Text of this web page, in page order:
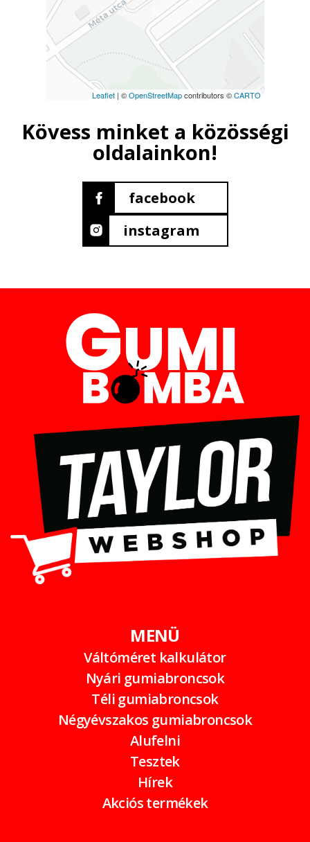
Leaflet| ©OpenStreetMapcontributors ©CARTO
Kövess minket a közösségi
oldalainkon!
facebook
instagram
MENÜ
Váltóméret kalkulátor
Nyári gumiabroncsok
Téli gumiabroncsok
Négyévszakos gumiabroncsok
Alufelni
Tesztek
Hírek
Akciós termékek